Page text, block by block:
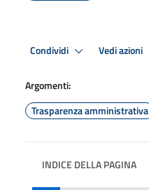
Condividi Vedi azioni
Argomenti:
Trasparenza amministrativa
INDICE DELLA PAGINA